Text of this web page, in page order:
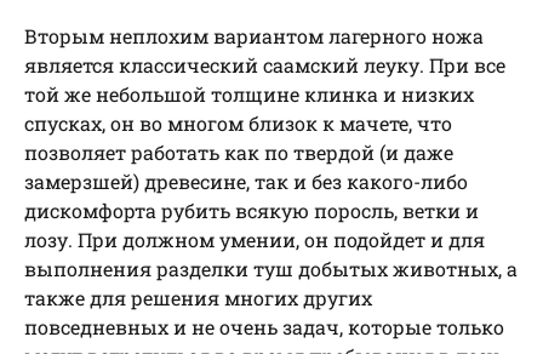
Вторым неплохим вариантом лагерного ножа
является классический саамский леуку. При все
той же небольшой толщине клинка и низких
спусках, он во многом близок к мачете, что
позволяет работать как по твердой (и даже
замерзшей) древесине, так и без какого-либо
дискомфорта рубить всякую поросль, ветки и
лозу. При должном умении, он подойдет и для
выполнения разделки туш добытых животных, а
также для решения многих других
повседневных и не очень задач, которые только